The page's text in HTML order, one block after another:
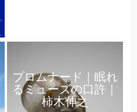
プロムナード｜眠れ
るミューズの口許｜
柿木伸之